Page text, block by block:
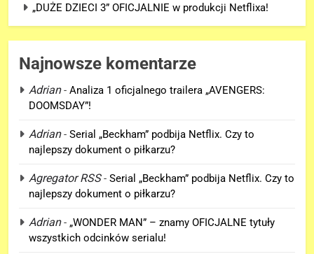
„DUŻE DZIECI 3” OFICJALNIE w produkcji Netflixa!
Najnowsze komentarze
Adrian- Analiza 1 oficjalnego trailera „AVENGERS:
DOOMSDAY”!
Adrian- Serial „Beckham” podbija Netflix. Czy to
najlepszy dokument o piłkarzu?
Agregator RSS- Serial „Beckham” podbija Netflix. Czy to
najlepszy dokument o piłkarzu?
Adrian- „WONDER MAN” – znamy OFICJALNE tytuły
wszystkich odcinków serialu!
„DUŻE DZIECI 3” OFICJALNIE w
produkcji Netflixa!
FILMY
6
Nowe szczegoły o żonie